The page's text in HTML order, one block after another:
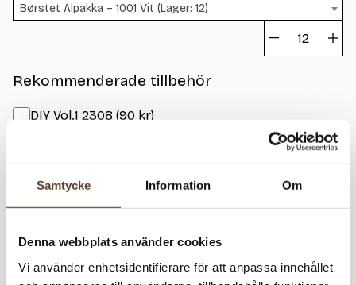
Samtycke Information Om
Denna webbplats använder cookies
Vi använder enhetsidentifierare för att anpassa innehållet
Børstet Alpakka – 1001 Vit (Lager: 12)
Rekommenderade tillbehör
DIY Vol.1 2308 (90 kr)
Namn Pris/st Antal Total